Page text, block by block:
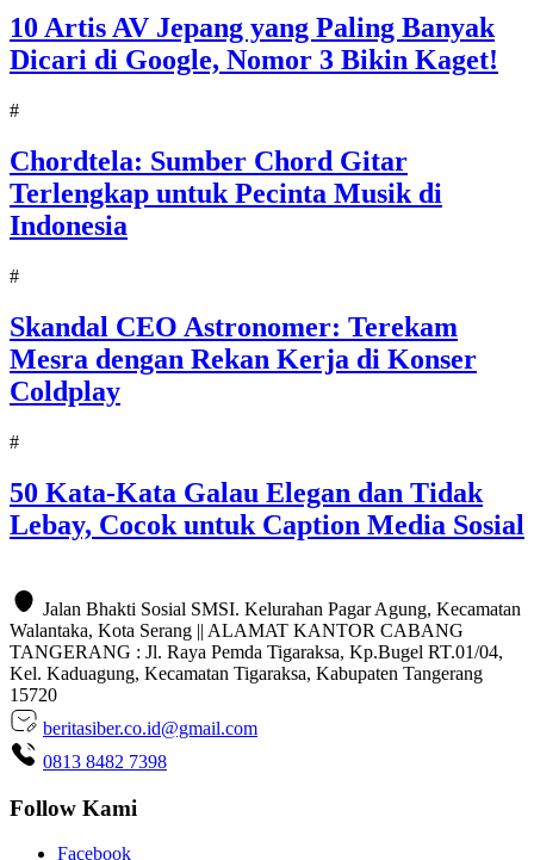
10 Artis AV Jepang yang Paling Banyak
Dicari di Google, Nomor 3 Bikin Kaget!
#
Chordtela: Sumber Chord Gitar
Terlengkap untuk Pecinta Musik di
Indonesia
#
Skandal CEO Astronomer: Terekam
Mesra dengan Rekan Kerja di Konser
Coldplay
#
50 Kata-Kata Galau Elegan dan Tidak
Lebay, Cocok untuk Caption Media Sosial
Jalan Bhakti Sosial SMSI. Kelurahan Pagar Agung, Kecamatan
Walantaka, Kota Serang || ALAMAT KANTOR CABANG
TANGERANG : Jl. Raya Pemda Tigaraksa, Kp.Bugel RT.01/04,
Kel. Kaduagung, Kecamatan Tigaraksa, Kabupaten Tangerang
15720
beritasiber.co.id@gmail.com
0813 8482 7398
Follow Kami
Facebook